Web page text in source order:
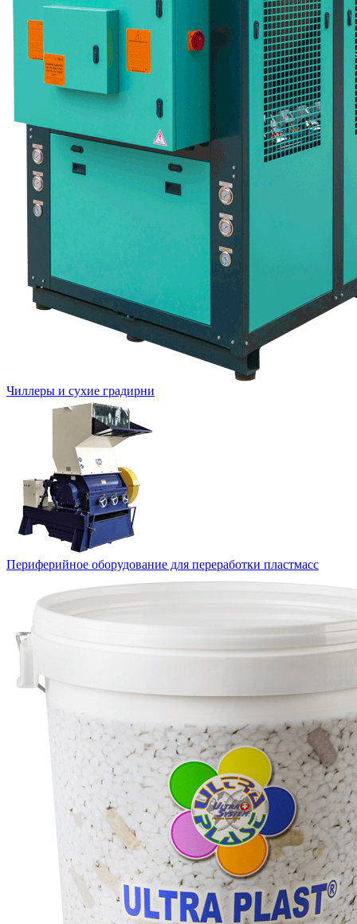
Чиллеры и сухие градирни
Периферийное оборудование для переработки пластмасс